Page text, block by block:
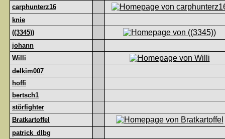
carphunterz16
knie
((3345))
johann
Willi
delkim007
hoffi
bertsch1
störfighter
Bratkartoffel
patrick_dlbg